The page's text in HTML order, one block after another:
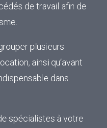
de travail afin de
plusieurs
ainsi qu’avant
dans
spécialistes à votre